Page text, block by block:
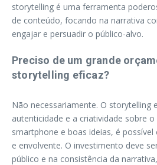
storytelling é uma ferramenta
de conteúdo, focando na narrativa
engajar e persuadir o público-alvo.
Preciso de um grande
storytelling eficaz?
Não necessariamente. O storytelling
autenticidade e a criatividade sobre
smartphone e boas ideias, é
e envolvente. O investimento deve
público e na consistência da